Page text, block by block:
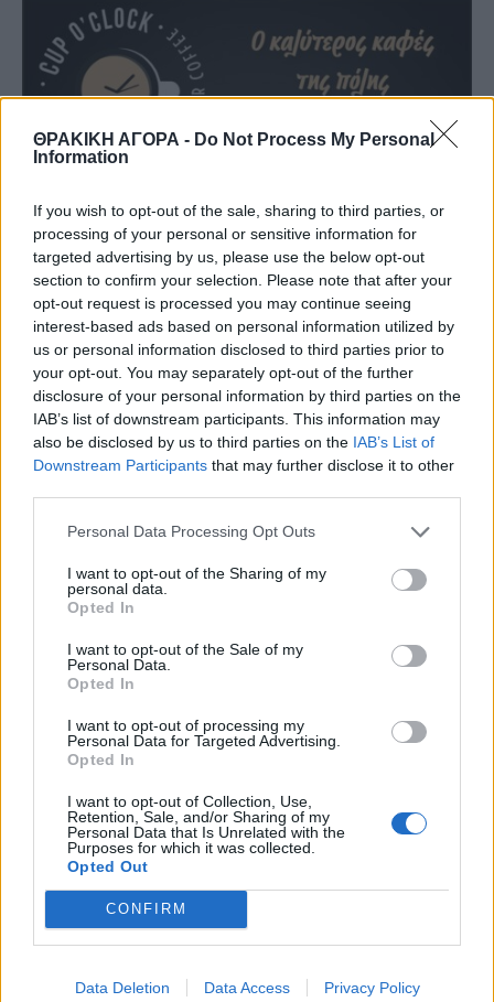
ΘΡΑΚΙΚΗ ΑΓΟΡΑ - Do Not Process My Personal
Information
If you wish to opt-out of the sale, sharing to third parties, or
processing of your personal or sensitive information for
targeted advertising by us, please use the below opt-out
section to confirm your selection. Please note that after your
opt-out request is processed you may continue seeing
interest-based ads based on personal information utilized by
us or personal information disclosed to third parties prior to
your opt-out. You may separately opt-out of the further
disclosure of your personal information by third parties on the
IAB’s list of downstream participants. This information may
also be disclosed by us to third parties on the IAB’s List of
Downstream Participants that may further disclose it to other
Personal Data Processing Opt Outs
I want to opt-out of the Sharing of my
personal data.
Opted In
I want to opt-out of the Sale of my
Personal Data.
Opted In
I want to opt-out of processing my
Personal Data for Targeted Advertising.
Opted In
I want to opt-out of Collection, Use,
Retention, Sale, and/or Sharing of my
Personal Data that Is Unrelated with the
Purposes for which it was collected.
Opted Out
CONFIRM
Data Deletion Data Access Privacy Policy
youtube